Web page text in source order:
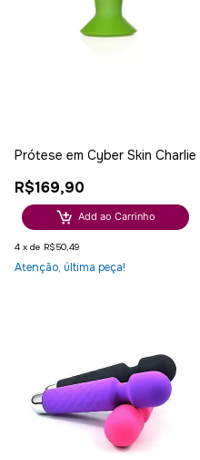
Prótese em Cyber Skin Charlie
R$169,90
Add ao Carrinho
4 x de R$50,49
Atenção, última peça!